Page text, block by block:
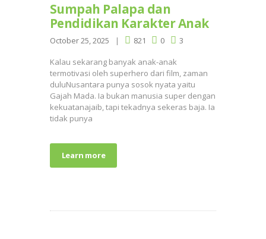
Sumpah Palapa dan
Pendidikan Karakter Anak
October 25, 2025 821 0 3
Kalau sekarang banyak anak-anak
termotivasi oleh superhero dari film, zaman
duluNusantara punya sosok nyata yaitu
Gajah Mada. Ia bukan manusia super dengan
kekuatanajaib, tapi tekadnya sekeras baja. Ia
tidak punya
Learn more